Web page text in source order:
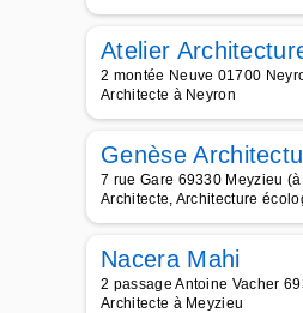
Atelier
2 montée Neuve 01700
Architecte à Neyron
Genèse
7 rue Gare 69330 Meyzieu
Architecte, Architecture
Nacera Mahi
2 passage Antoine Vacher
Architecte à Meyzieu